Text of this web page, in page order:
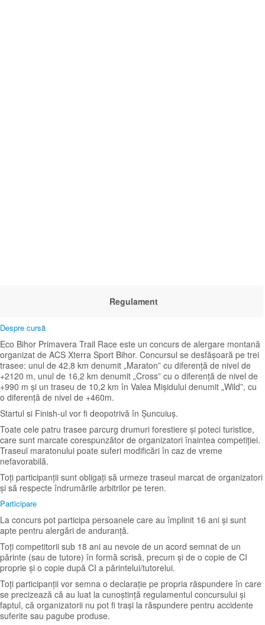
Regulament
Despre cursă
Eco Bihor Primavera Trail Race este un concurs de alergare montană
organizat de ACS Xterra Sport Bihor. Concursul se desfășoară pe trei
trasee: unul de 42,8 km denumit „Maraton” cu diferență de nivel de
+2120 m, unul de 16,2 km denumit „Cross” cu o diferență de nivel de
+990 m și un traseu de 10,2 km în Valea Mișidului denumit „Wild”, cu
o diferență de nivel de +460m.
Startul si Finish-ul vor fi deopotrivă în Șuncuiuș.
Toate cele patru trasee parcurg drumuri forestiere și poteci turistice,
care sunt marcate corespunzător de organizatori înaintea competiției.
Traseul maratonului poate suferi modificări în caz de vreme
nefavorabilă.
Toți participanții sunt obligați să urmeze traseul marcat de organizatori
și să respecte îndrumările arbitrilor pe teren.
Participare
La concurs pot participa persoanele care au împlinit 16 ani și sunt
apte pentru alergări de anduranță.
Toți competitorii sub 18 ani au nevoie de un acord semnat de un
părinte (sau de tutore) în formă scrisă, precum și de o copie de CI
proprie și o copie după CI a părintelui/tutorelui.
Toți participanții vor semna o declarație pe propria răspundere în care
se precizează că au luat la cunoștință regulamentul concursului și
faptul, că organizatorii nu pot fi trași la răspundere pentru accidente
suferite sau pagube produse.